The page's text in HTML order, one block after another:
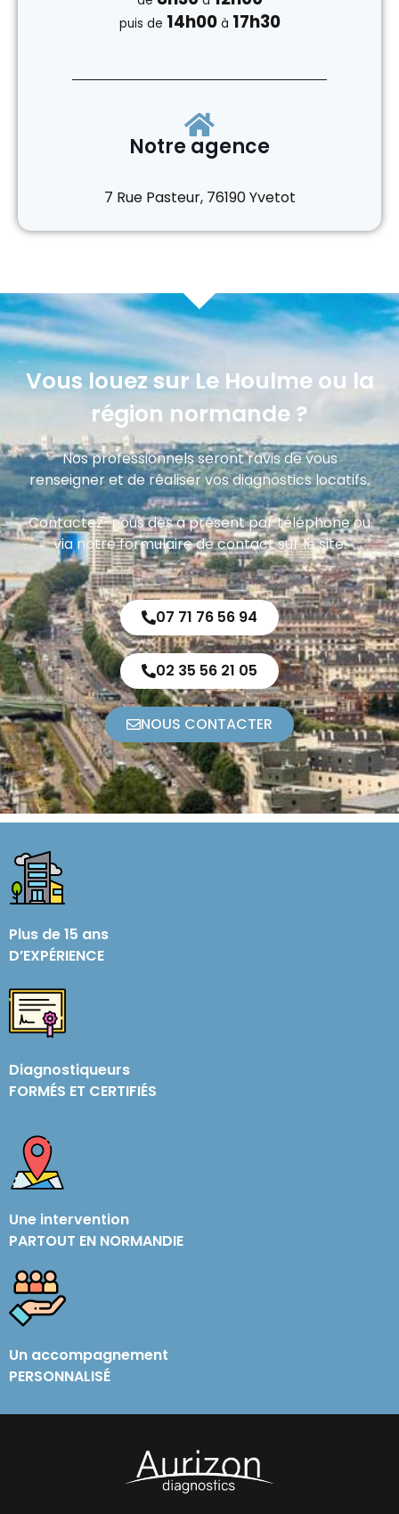
puis de 14h00à 17h30
Notre agence
7 Rue Pasteur, 76190 Yvetot
Vous louez sur Le Houlme ou la
région normande ?
Nos professionnels seront ravis de vous
renseigner et de réaliser vos diagnostics locatifs.
Contactez-nous dès à présent par téléphone ou
via notre formulaire de contact sur le site.
07 71 76 56 94
02 35 56 21 05
NOUS CONTACTER
Plus de 15 ans
D’EXPÉRIENCE
Diagnostiqueurs
FORMÉS ET CERTIFIÉS
Une intervention
PARTOUT EN NORMANDIE
Un accompagnement
PERSONNALISÉ